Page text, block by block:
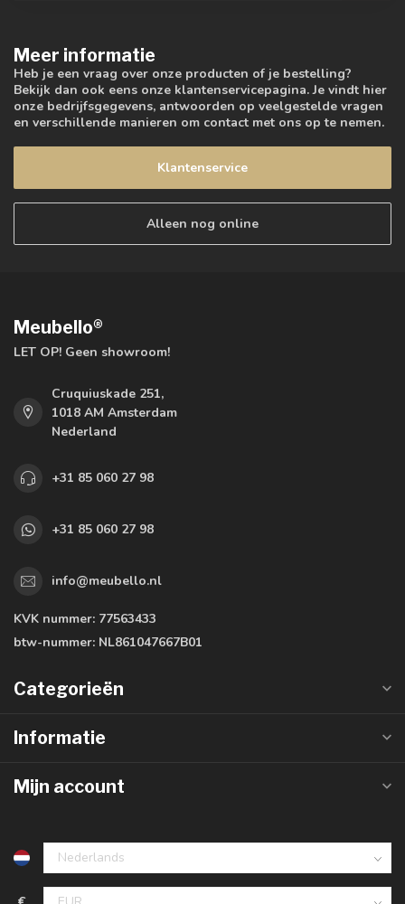
Meer informatie
Heb je een vraag over onze producten of je bestelling?
Bekijk dan ook eens onze klantenservicepagina. Je vindt hier
onze bedrijfsgegevens, antwoorden op veelgestelde vragen
en verschillende manieren om contact met ons op te nemen.
Klantenservice
Alleen nog online
Meubello®
LET OP! Geen showroom!
Cruquiuskade 251,
1018 AM Amsterdam
Nederland
+31 85 060 27 98
+31 85 060 27 98
info@meubello.nl
KVK nummer: 77563433
btw-nummer: NL861047667B01
Categorieën
Informatie
Mijn account